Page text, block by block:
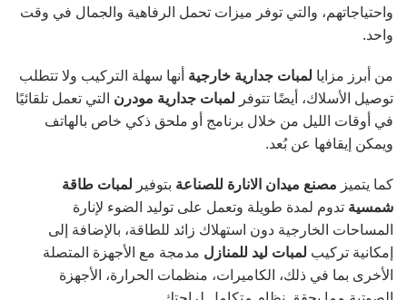
واحتياجاتهم، والتي توفر ميزات تحمل الرفاهية والجمال في وقت
واحد.
من أبرز مزايا لمبات جدارية خارجية أنها سهلة التركيب ولا تتطلب
توصيل الأسلاك، أيضًا تتوفر لمبات جدارية مودرن التي تعمل تلقائيًا
في أوقات الليل من خلال برنامج أو ملحق ذكي خاص بالهاتف
ويمكن إيقافها عن بُعد.
كما يتميز مصنع ميدان الانارة للصناعة بتوفير لمبات طاقة
شمسية تدوم لمدة طويلة وتعمل على توليد الضوء لإنارة
المساحات الخارجية دون استهلاك زائد للطاقة، بالإضافة إلى
إمكانية تركيب لمبات ليد للمنازل مدمجة مع الأجهزة المتصلة
الأخرى بما في ذلك، الكاميرات، منظمات الحرارة، الأجهزة